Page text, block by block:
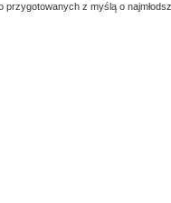
przygotowanych z myślą o